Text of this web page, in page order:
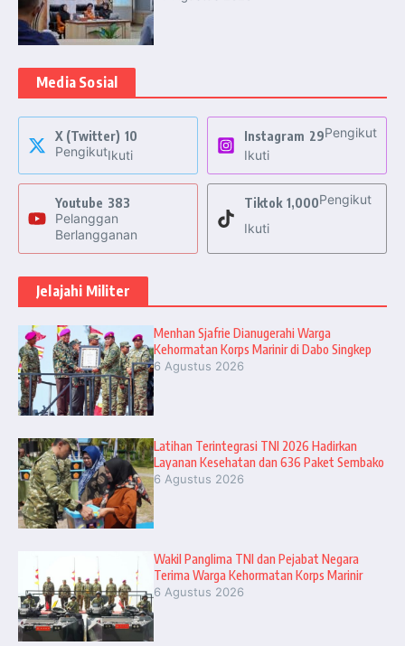
Media Sosial
X (Twitter) 10
PengikutIkuti
Instagram 29Pengikut
Ikuti
Youtube 383
Pelanggan
Berlangganan
Tiktok 1,000Pengikut
Ikuti
Jelajahi Militer
Menhan Sjafrie Dianugerahi Warga
Kehormatan Korps Marinir di Dabo Singkep
6 Agustus 2026
Latihan Terintegrasi TNI 2026 Hadirkan
Layanan Kesehatan dan 636 Paket Sembako
6 Agustus 2026
Wakil Panglima TNI dan Pejabat Negara
Terima Warga Kehormatan Korps Marinir
6 Agustus 2026